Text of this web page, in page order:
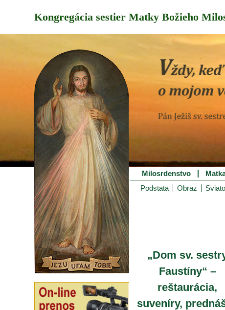
Kongregácia sestier Matky Božieho
Milosrdenstvo
Podstata
Obraz
„Dom sv.
Faustíny“ –
reštaurácia,
suveníry,